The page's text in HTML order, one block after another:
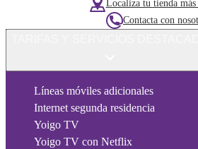
Localiza tu tienda más
Contacta con
Líneas móviles adicionales
Internet segunda residencia
Yoigo TV
Yoigo TV con Netflix